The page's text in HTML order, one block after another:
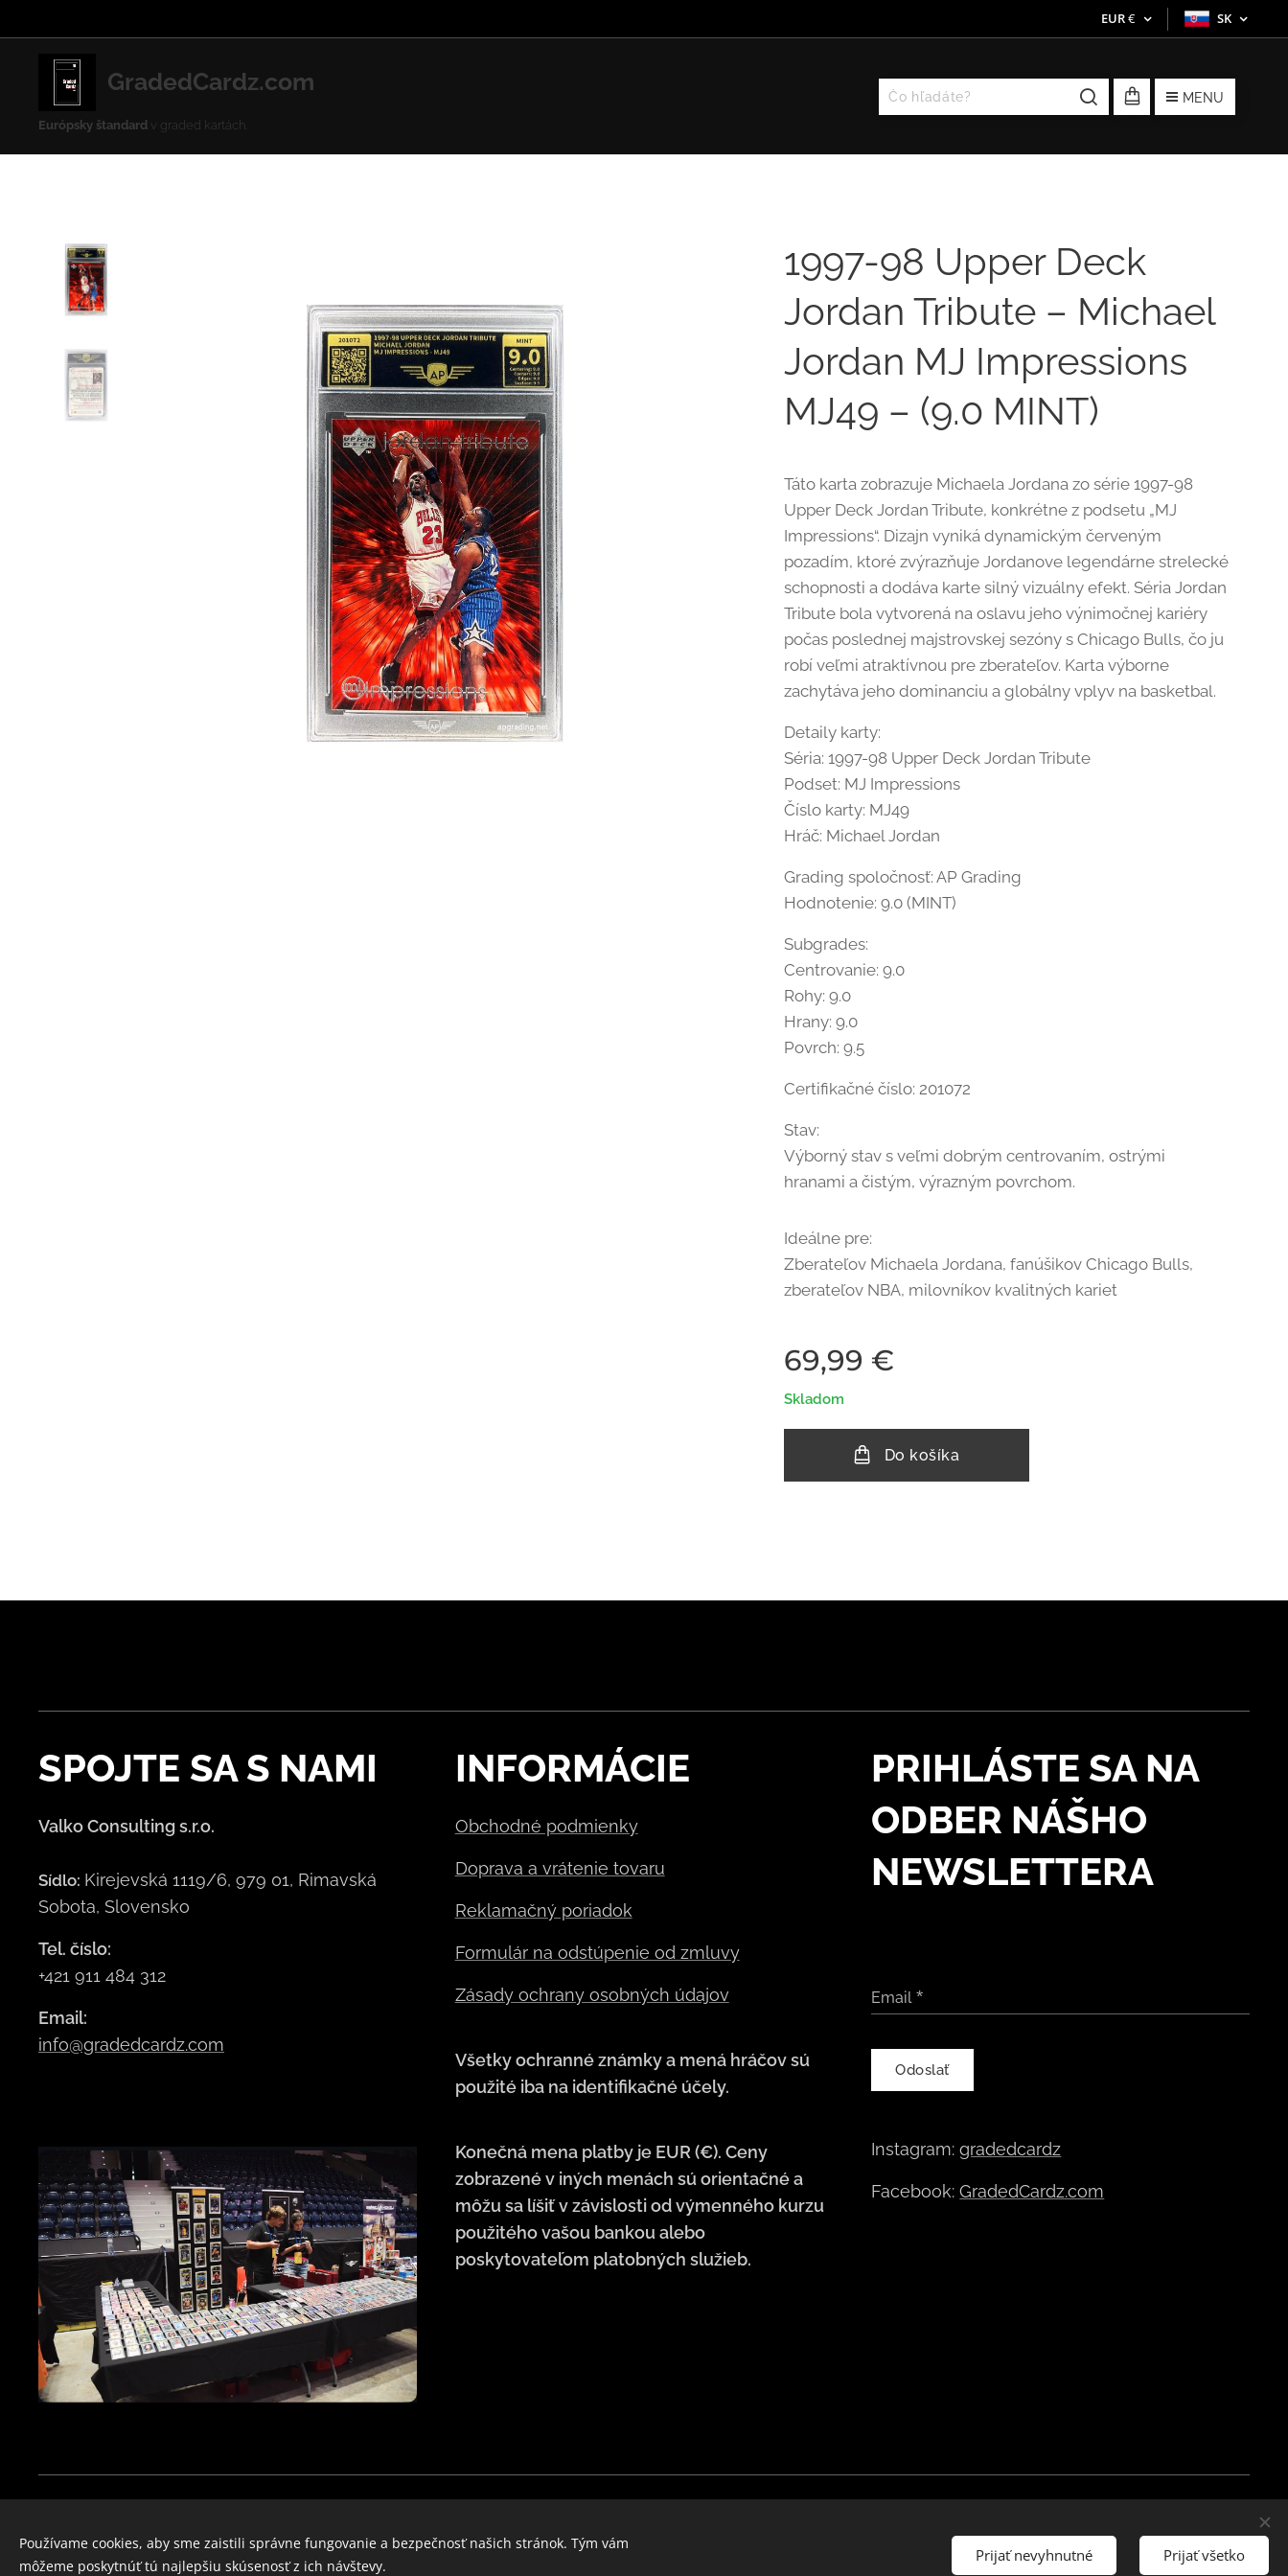
EUR€ SK
GradedCardz.com
Európsky štandard v graded kartách.
MENU
1997-98 Upper Deck
Jordan Tribute – Michael
Jordan MJ Impressions
MJ49 – (9.0 MINT)
Táto karta zobrazuje Michaela Jordana zo série 1997-98
Upper Deck Jordan Tribute, konkrétne z podsetu „MJ
Impressions“. Dizajn vyniká dynamickým červeným
pozadím, ktoré zvýrazňuje Jordanove legendárne strelecké
schopnosti a dodáva karte silný vizuálny efekt. Séria Jordan
Tribute bola vytvorená na oslavu jeho výnimočnej kariéry
počas poslednej majstrovskej sezóny s Chicago Bulls, čo ju
robí veľmi atraktívnou pre zberateľov. Karta výborne
zachytáva jeho dominanciu a globálny vplyv na basketbal.
Detaily karty:
Séria: 1997-98 Upper Deck Jordan Tribute
Podset: MJ Impressions
Číslo karty: MJ49
Hráč: Michael Jordan
Grading spoločnosť: AP Grading
Hodnotenie: 9.0 (MINT)
Subgrades:
Centrovanie: 9.0
Rohy: 9.0
Hrany: 9.0
Povrch: 9.5
Certifikačné číslo: 201072
Stav:
Výborný stav s veľmi dobrým centrovaním, ostrými
hranami a čistým, výrazným povrchom.
Ideálne pre:
Zberateľov Michaela Jordana, fanúšikov Chicago Bulls,
zberateľov NBA, milovníkov kvalitných kariet
69,99 €
Skladom
Do košíka
SPOJTE SA S NAMI
Valko Consulting s.r.o.
Sídlo: Kirejevská 1119/6, 979 01, Rimavská
Sobota, Slovensko
Tel. číslo:
+421 911 484 312
Email:
info@gradedcardz.com
INFORMÁCIE
Obchodné podmienky
Doprava a vrátenie tovaru
Reklamačný poriadok
Formulár na odstúpenie od zmluvy
Zásady ochrany osobných údajov
Všetky ochranné známky a mená hráčov sú
použité iba na identifikačné účely.
Konečná mena platby je EUR (€). Ceny
zobrazené v iných menách sú orientačné a
môžu sa líšiť v závislosti od výmenného kurzu
použitého vašou bankou alebo
poskytovateľom platobných služieb.
PRIHLÁSTE SA NA
ODBER NÁŠHO
NEWSLETTERA
Email
Odoslať
Instagram:gradedcardz
Facebook:GradedCardz.com
CHF
HUF Ft
ISK kr
Používame cookies, aby sme zaistili správne fungovanie a bezpečnosť našich stránok. Tým vám
môžeme poskytnúť tú najlepšiu skúsenosť z ich návštevy.
Prijať nevyhnutné Prijať všetko